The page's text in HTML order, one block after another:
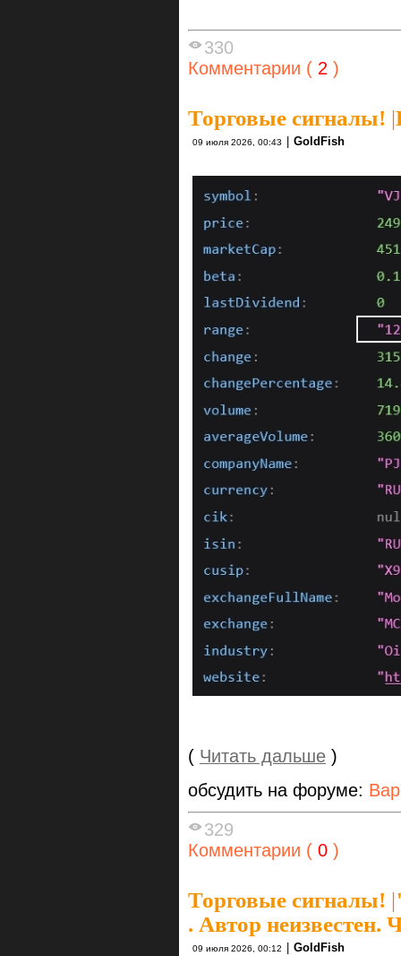
330
Комментарии ( 2 )
Торговые сигналы! |
09 июля 2026, 00:43 GoldFish
( Читать дальше )
обсудить на форуме:
329
Комментарии ( 0 )
Торговые сигналы! |
. Автор неизвестен.
09 июля 2026, 00:12 GoldFish